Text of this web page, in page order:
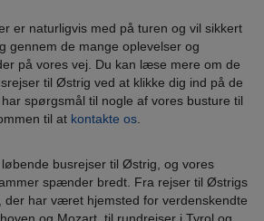
er naturligvis med på turen og vil sikkert
gennem de mange oplevelser og
på vores vej. Du kan læse mere om de
til Østrig ved at klikke dig ind på de
spørgsmål til nogle af vores busture til
til at kontakte os
busrejser til Østrig, og vores
spænder bredt. Fra rejser til Østrigs
der har været hjemsted for verdenskendte